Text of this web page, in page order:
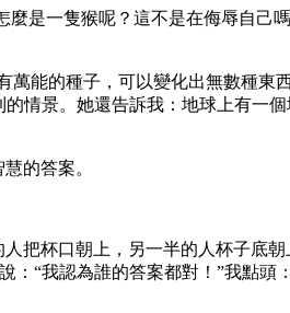
是一隻猴呢？這不是在侮辱自己
能的種子，可以變化出無數種東西
情景。她還告訴我：地球上有一個
的答案。
把杯口朝上，另一半的人杯子底朝
“我認為誰的答案都對！”我點頭